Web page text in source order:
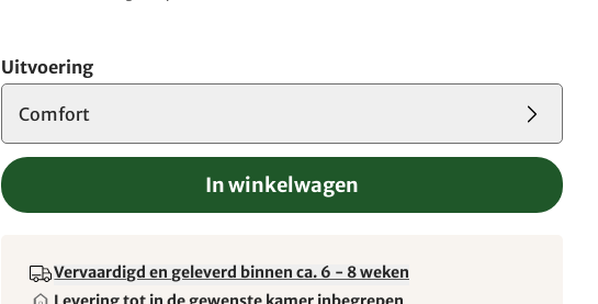
Uitvoering
Comfort
In winkelwagen
Vervaardigd en geleverd binnen ca. 6 - 8 weken